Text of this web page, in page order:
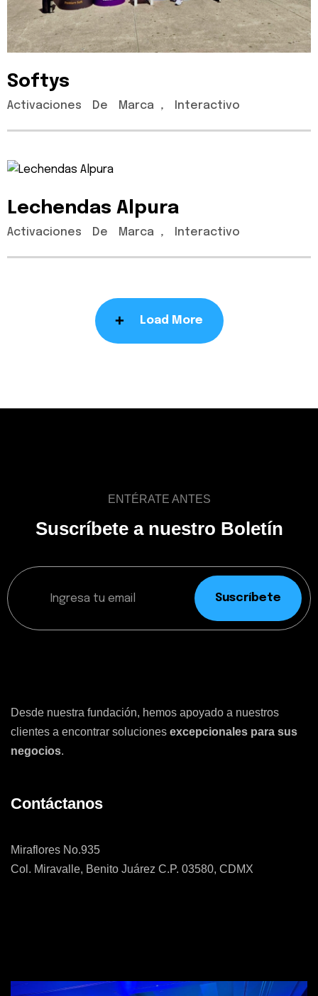
Softys
Activaciones De Marca , Interactivo
Lechendas Alpura
Activaciones De Marca , Interactivo
Load More
ENTÉRATE ANTES
Suscríbete a nuestro Boletín
Suscríbete
Desde nuestra fundación, hemos apoyado a nuestros
clientes a encontrar soluciones excepcionales para sus
negocios.
Contáctanos
Miraflores No.935
Col. Miravalle, Benito Juárez C.P. 03580, CDMX